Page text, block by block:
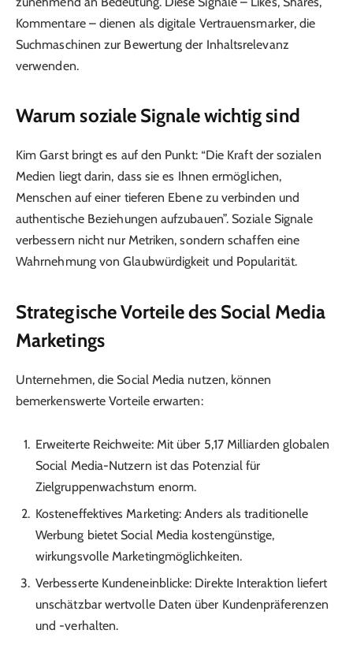
Kommentare – dienen als digitale Vertrauensmarker, die
Suchmaschinen zur Bewertung der Inhaltsrelevanz
verwenden.
Warum soziale Signale wichtig sind
Kim Garst bringt es auf den Punkt: “Die Kraft der sozialen
Medien liegt darin, dass sie es Ihnen ermöglichen,
Menschen auf einer tieferen Ebene zu verbinden und
authentische Beziehungen aufzubauen”. Soziale Signale
verbessern nicht nur Metriken, sondern schaffen eine
Wahrnehmung von Glaubwürdigkeit und Popularität.
Strategische Vorteile des Social Media
Marketings
Unternehmen, die Social Media nutzen, können
bemerkenswerte Vorteile erwarten:
Erweiterte Reichweite: Mit über 5,17 Milliarden globalen
Social Media-Nutzern ist das Potenzial für
Zielgruppenwachstum enorm.
Kosteneffektives Marketing: Anders als traditionelle
Werbung bietet Social Media kostengünstige,
wirkungsvolle Marketingmöglichkeiten.
Verbesserte Kundeneinblicke: Direkte Interaktion liefert
unschätzbar wertvolle Daten über Kundenpräferenzen
und -verhalten.